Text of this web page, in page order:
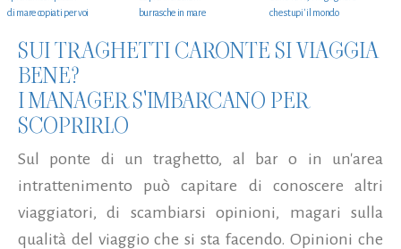
di mare copiati per voi
burrasche in mare
che stupi' il mondo
SUI TRAGHETTI CARONTE SI VIAGGIA
BENE?
I MANAGER S'IMBARCANO PER
SCOPRIRLO
Sul ponte di un traghetto, al bar o in un'area
intrattenimento può capitare di conoscere altri
viaggiatori, di scambiarsi opinioni, magari sulla
qualità del viaggio che si sta facendo. Opinioni che